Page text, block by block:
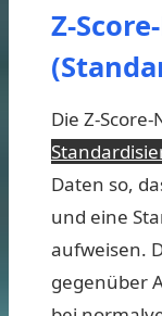
Z-
Die Z-
Daten so,
und eine
aufweisen.
gegenüber